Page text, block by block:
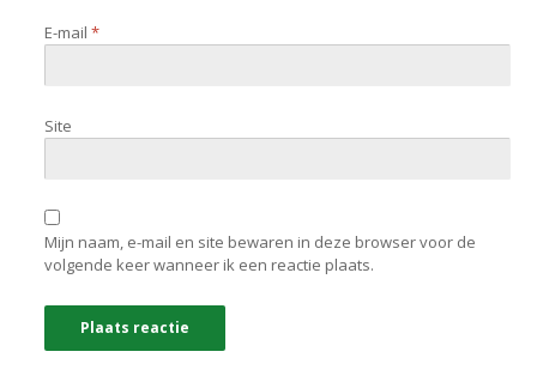
E-mail*
Site
Mijn naam, e-mail en site bewaren in deze browser voor de
volgende keer wanneer ik een reactie plaats.